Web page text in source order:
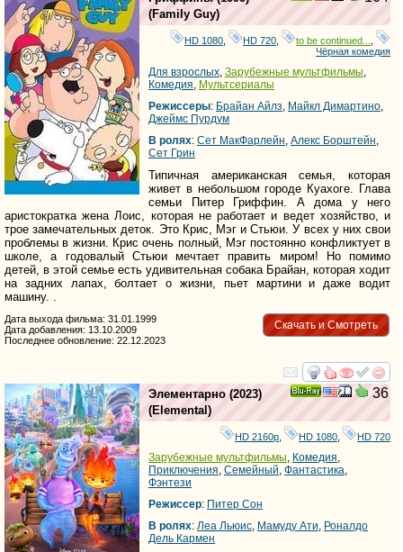
(Family Guy)
HD 1080 HD 720 to be continued...
Чёрная комедия
Для взрослых, Зарубежные мультфильмы,
Комедия, Мультсериалы
Режиссеры: Брайан Айлз, Майкл Димартино,
Джеймс Пурдум
В ролях: Сет МакФарлейн, Алекс Борштейн,
Сет Грин
Типичная американская семья, которая
живет в небольшом городе Куахоге. Глава
семьи Питер Гриффин. А дома у него
аристократка жена Лоис, которая не работает и ведет хозяйство, и
трое замечательных деток. Это Крис, Мэг и Стьюи. У всех у них свои
проблемы в жизни. Крис очень полный, Мэг постоянно конфликтует в
школе, а годовалый Стьюи мечтает править миром! Но помимо
детей, в этой семье есть удивительная собака Брайан, которая ходит
на задних лапах, болтает о жизни, пьет мартини и даже водит
машину. .
Скачать и Смотреть
Дата выхода фильма: 31.01.1999
Дата добавления: 13.10.2009
Последнее обновление: 22.12.2023
смотреть
36
Элементарно (2023)
(Elemental )
HD 2160р HD 1080 HD 720
Зарубежные мультфильмы, Комедия,
Приключения, Семейный, Фантастика,
Фэнтези
Режиссер: Питер Сон
В ролях: Леа Льюис, Мамуду Ати, Роналдо
Дель Кармен